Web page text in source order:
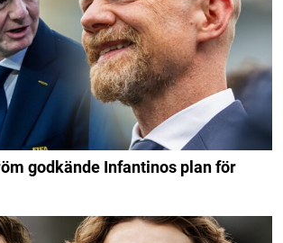
godkände Infantinos plan för